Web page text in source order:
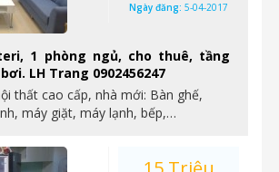
1 phòng ngủ, cho thuê, tầng
LH Trang 0902456247
thất cao cấp, nhà mới: Bàn ghế,
máy giặt, máy lạnh, bếp,…
Ngày đăng: 5-04-2017